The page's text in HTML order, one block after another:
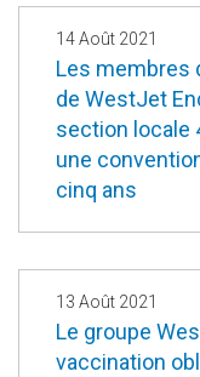
14 Août 2021
Les membres
de WestJet
section locale
une
cinq ans
13 Août 2021
Le groupe
vaccination